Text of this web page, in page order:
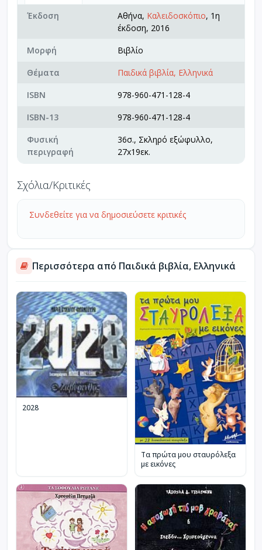
Έκδοση Αθήνα, Καλειδοσκόπιο, 1η
έκδοση, 2016
Μορφή
Βιβλίο
Θέματα
Παιδικά βιβλία, Ελληνικά
ISBN
978-960-471-128-4
ISBN-13
978-960-471-128-4
Φυσική
περιγραφή
36σ., Σκληρό εξώφυλλο,
27x19εκ.
Σχόλια/Κριτικές
Συνδεθείτε για να δημοσιεύσετε κριτικές
Περισσότερα από Παιδικά βιβλία, Ελληνικά
2028
Τα πρώτα μου σταυρόλεξα
με εικόνες